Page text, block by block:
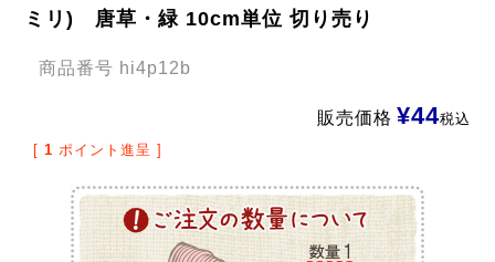
ミリ) 唐草・緑 10cm単位 切り売り
商品番号 hi4p12b
販売価格 ¥44税込
[ 1 ポイント進呈 ]